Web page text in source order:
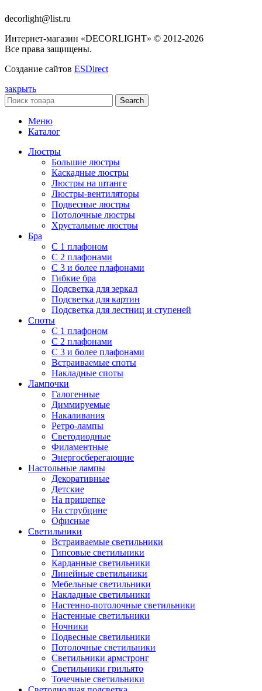
decorlight@list.ru
Интернет-магазин «DECORLIGHT» © 2012-2026
Все права защищены.
Создание сайтов ESDirect
закрыть
Search
Меню
Каталог
Люстры
Большие люстры
Каскадные люстры
Люстры на штанге
Люстры-вентиляторы
Подвесные люстры
Потолочные люстры
Хрустальные люстры
Бра
С 1 плафоном
С 2 плафонами
С 3 и более плафонами
Гибкие бра
Подсветка для зеркал
Подсветка для картин
Подсветка для лестниц и ступеней
Споты
С 1 плафоном
С 2 плафонами
С 3 и более плафонами
Встраиваемые споты
Накладные споты
Лампочки
Галогенные
Диммируемые
Накаливания
Ретро-лампы
Светодиодные
Филаментные
Энергосберегающие
Настольные лампы
Декоративные
Детские
На прищепке
На струбцине
Офисные
Светильники
Встраиваемые светильники
Гипсовые светильники
Карданные светильники
Линейные светильники
Мебельные светильники
Накладные светильники
Настенно-потолочные светильники
Настенные светильники
Ночники
Подвесные светильники
Потолочные светильники
Светильники армстронг
Светильники грильято
Точечные светильники